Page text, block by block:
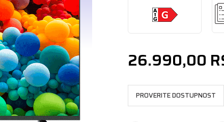
26.990,00
PROVERITE DOSTUPNOST